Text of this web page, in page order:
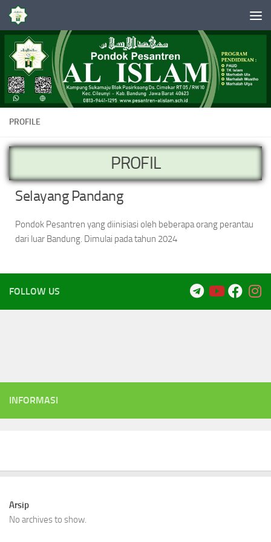
Skip to content
PROFILE
PROFIL
Selayang Pandang
Pondok Pesantren yang diinisiasi oleh beberapa orang perantau
dari luar Bandung. Dimulai pada tahun 2024
FOLLOW US
INFORMASI
Arsip
No archives to show.